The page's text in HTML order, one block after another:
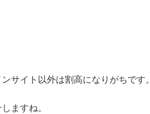
サイト以外は割高になりがちです。
ますね。